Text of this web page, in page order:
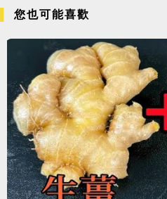
您也可能喜歡